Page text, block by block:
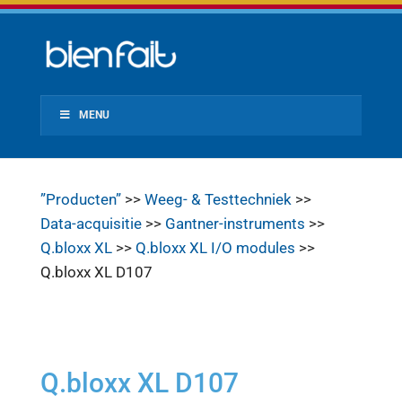
MENU
”Producten”>> Weeg- & Testtechniek>>
Data-acquisitie>> Gantner-instruments >>
Q.bloxx XL>> Q.bloxx XL I/O modules >>
Q.bloxx XL D107
Q.bloxx XL D107